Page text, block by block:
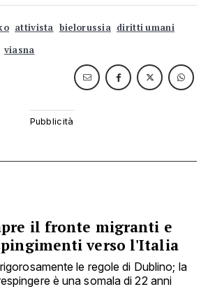
attivista bielorussia diritti umani
viasna
il fronte migranti e
verso l'Italia
le regole di Dublino; la
è una somala di 22 anni